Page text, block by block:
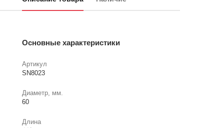
Основные характеристики
Артикул
SN8023
Диаметр, мм.
60
Длина